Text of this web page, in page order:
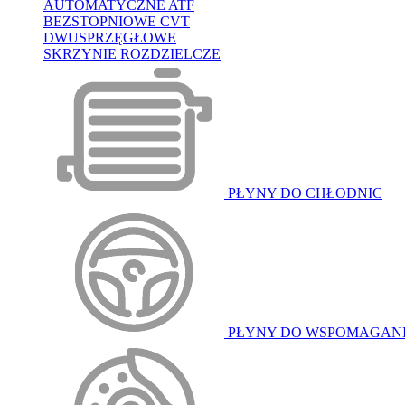
AUTOMATYCZNE ATF
BEZSTOPNIOWE CVT
DWUSPRZĘGŁOWE
SKRZYNIE ROZDZIELCZE
PŁYNY DO CHŁODNIC
PŁYNY DO